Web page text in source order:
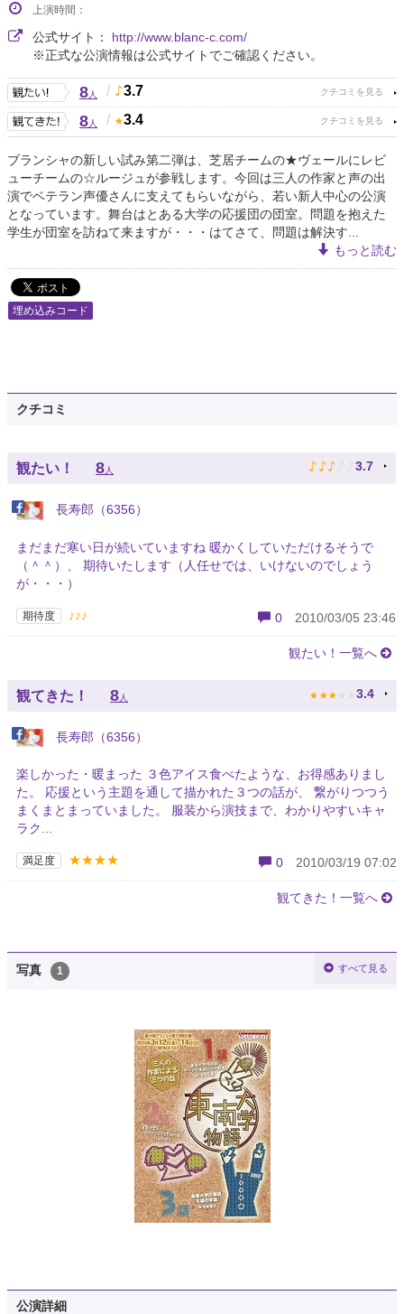
上演時間：
公式サイト： http://www.blanc-c.com/
※正式な公演情報は公式サイトでご確認ください。
8人 / 3.7
8人 / 3.4
ブランシャの新しい試み第二弾は、芝居チームの★ヴェールにレビ
ューチームの☆ルージュが参戦します。今回は三人の作家と声の出
演でベテラン声優さんに支えてもらいながら、若い新人中心の公演
となっています。舞台はとある大学の応援団の団室。問題を抱えた
学生が団室を訪ねて来ますが・・・はてさて、問題は解決す...
もっと読む
埋め込みコード
クチコミ
観たい！ 8人 ♪ ♪ ♪ ♪ ♪ 3.7
長寿郎（6356）
まだまだ寒い日が続いていますね 暖かくしていただけるそうで
（＾＾）、 期待いたします（人任せでは、いけないのでしょう
が・・・）
期待度 ♪♪♪ 0 2010/03/05 23:46
観たい！一覧へ
観てきた！ 8 人 ★ ★ ★ ★ ★ 3.4
長寿郎（6356）
楽しかった・暖まった ３色アイス食べたような、お得感ありまし
た。 応援という主題を通して描かれた３つの話が、 繋がりつつう
まくまとまっていました。 服装から演技まで、わかりやすいキャ
ラク...
満足度 ★★★★ 0 2010/03/19 07:02
観てきた！一覧へ
写真 1 すべて見る
公演詳細